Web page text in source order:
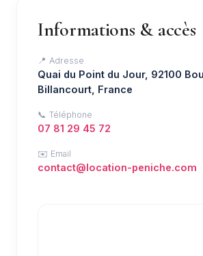
Informations & accès
📍 Adresse
Quai du Point du Jour, 92100
Billancourt, France
📞 Téléphone
07 81 29 45 72
✉️ Email
contact@location-peniche.com